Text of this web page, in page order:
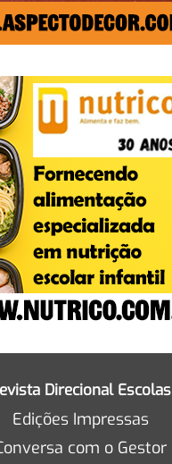
Direcional Escolas
Edições Impressas
com o Gestor